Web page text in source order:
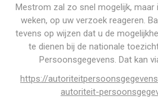
Mestrom zal zo snel mogelijk, maar
weken, op uw verzoek reageren.
tevens op wijzen dat u de
te dienen bij de nationale
Persoonsgegevens. Dat kan
https://
autoriteit-